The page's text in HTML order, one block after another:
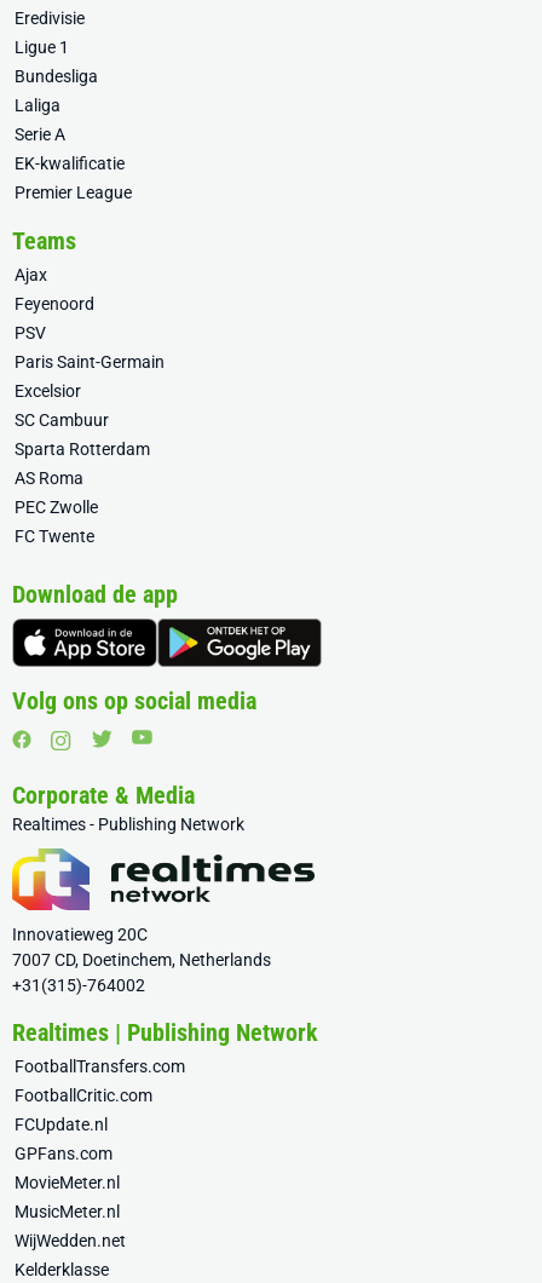
Eredivisie
Ligue 1
Bundesliga
Laliga
Serie A
EK-kwalificatie
Premier League
Teams
Ajax
Feyenoord
PSV
Paris Saint-Germain
Excelsior
SC Cambuur
Sparta Rotterdam
AS Roma
PEC Zwolle
FC Twente
Download de app
Volg ons op social media
Corporate & Media
Realtimes - Publishing Network
Innovatieweg 20C
7007 CD, Doetinchem, Netherlands
+31(315)-764002
Realtimes | Publishing Network
FootballTransfers.com
FootballCritic.com
FCUpdate.nl
GPFans.com
MovieMeter.nl
MusicMeter.nl
WijWedden.net
Kelderklasse